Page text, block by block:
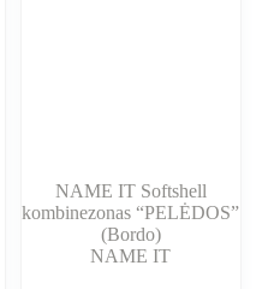
NAME IT Softshell
kombinezonas “PELĖDOS”
(Bordo)
NAME IT